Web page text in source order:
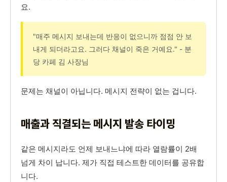
요.
"매주 메시지 보내는데 반응이 없으니까 점점 안 보
내게 되더라고요. 그러다 채널이 죽은 거예요." - 분
당 카페 김 사장님
문제는 채널이 아닙니다. 메시지 전략이 없는 겁니다.
매출과 직결되는 메시지 발송 타이밍
같은 메시지라도 언제 보내느냐에 따라 열람률이 2배
넘게 차이 납니다. 제가 직접 테스트한 데이터를 공유합
니다.